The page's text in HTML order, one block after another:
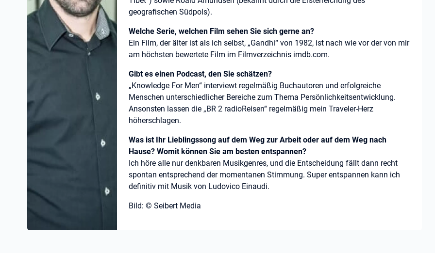
geografischen Südpols).
Welche Serie, welchen Film sehen Sie sich gerne an?
Ein Film, der älter ist als ich selbst, „Gandhi“ von 1982, ist nach wie vor der von mir
am höchsten bewertete Film im Filmverzeichnis imdb.com.
Gibt es einen Podcast, den Sie schätzen?
„Knowledge For Men“ interviewt regelmäßig Buchautoren und erfolgreiche
Menschen unterschiedlicher Bereiche zum Thema Persönlichkeitsentwicklung.
Ansonsten lassen die „BR 2 radioReisen“ regelmäßig mein Traveler-Herz
höherschlagen.
Was ist Ihr Lieblingssong auf dem Weg zur Arbeit oder auf dem Weg nach
Hause? Womit können Sie am besten entspannen?
Ich höre alle nur denkbaren Musikgenres, und die Entscheidung fällt dann recht
spontan entsprechend der momentanen Stimmung. Super entspannen kann ich
definitiv mit Musik von Ludovico Einaudi.
Bild: © Seibert Media